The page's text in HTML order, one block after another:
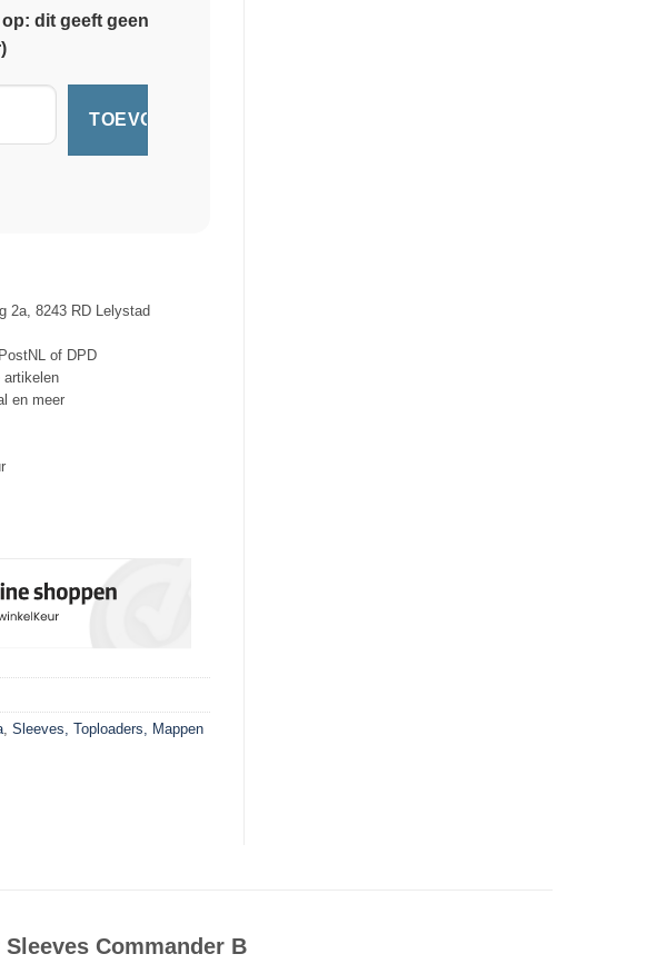
dit geeft geen
2a, 8243 RD Lelystad
of DPD
artikelen
en meer
Sleeves, Toploaders, Mappen
Commander B